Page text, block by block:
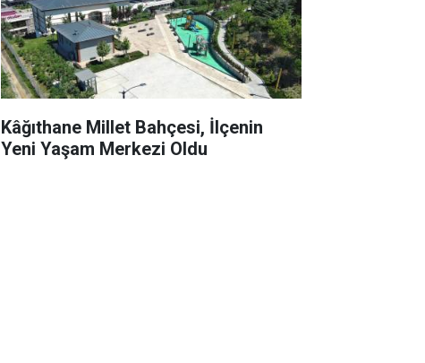
Kâğıthane Millet Bahçesi, İlçenin
Yeni Yaşam Merkezi Oldu